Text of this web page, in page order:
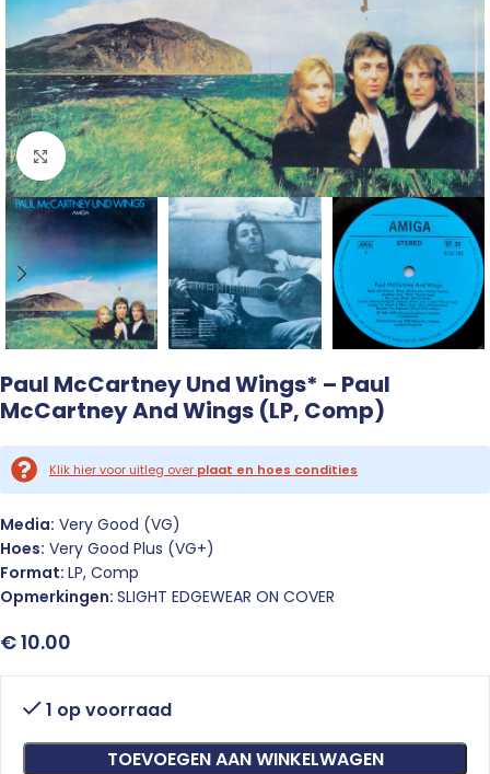
Click to enlarge
Paul McCartney Und Wings* – Paul
McCartney And Wings (LP, Comp)
Klik hier voor uitleg over plaat en hoes condities
Media: Very Good (VG)
Hoes: Very Good Plus (VG+)
Format: LP, Comp
Opmerkingen: SLIGHT EDGEWEAR ON COVER
€10.00
1 op voorraad
TOEVOEGEN AAN WINKELWAGEN